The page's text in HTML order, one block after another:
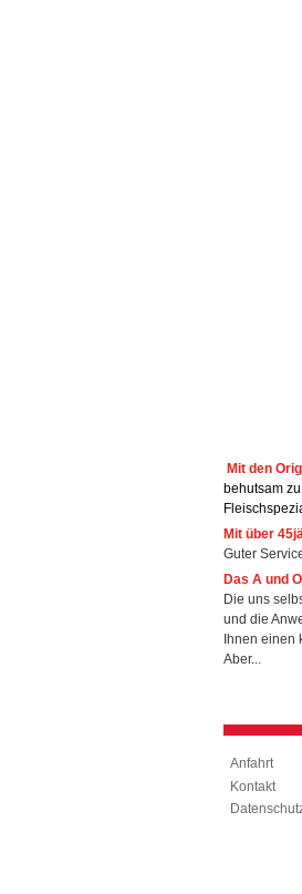
Mit den
behutsam
Mit über
Guter
Das A und
Die uns
und die
Ihnen
Aber...
Anfahrt
Kontakt